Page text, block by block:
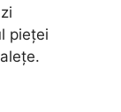
pieței